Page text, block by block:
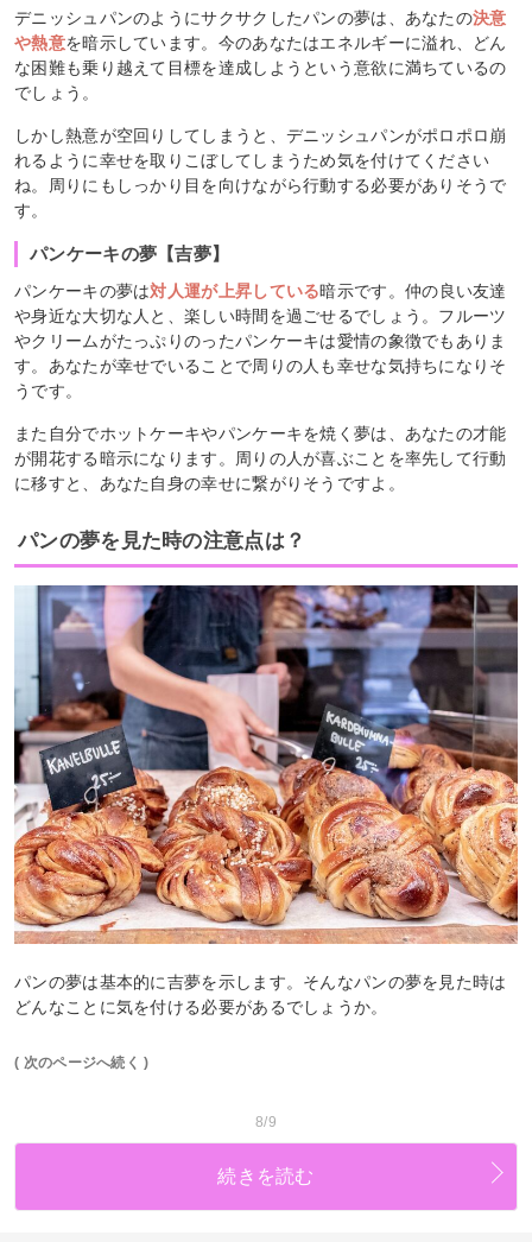
デニッシュパンのようにサクサクしたパンの夢は、あなたの決意
や熱意を暗示しています。今のあなたはエネルギーに溢れ、どん
な困難も乗り越えて目標を達成しようという意欲に満ちているの
でしょう。
しかし熱意が空回りしてしまうと、デニッシュパンがポロポロ崩
れるように幸せを取りこぼしてしまうため気を付けてください
ね。周りにもしっかり目を向けながら行動する必要がありそうで
す。
パンケーキの夢【吉夢】
パンケーキの夢は対人運が上昇している暗示です。仲の良い友達
や身近な大切な人と、楽しい時間を過ごせるでしょう。フルーツ
やクリームがたっぷりのったパンケーキは愛情の象徴でもありま
す。あなたが幸せでいることで周りの人も幸せな気持ちになりそ
うです。
また自分でホットケーキやパンケーキを焼く夢は、あなたの才能
が開花する暗示になります。周りの人が喜ぶことを率先して行動
に移すと、あなた自身の幸せに繋がりそうですよ。
パンの夢を見た時の注意点は？
パンの夢は基本的に吉夢を示します。そんなパンの夢を見た時は
どんなことに気を付ける必要があるでしょうか。
( 次のページへ続く )
8/9
続きを読む